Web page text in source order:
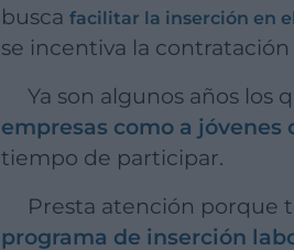
busca facilitar la inserción en
se incentiva la
Ya son algunos años
empresas como a jóvenes
tiempo de participar.
Presta atención
programa de inserción